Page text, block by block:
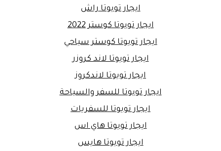
ايجار تويوتا راش
ايجار تويوتا كوستر 2022
ايجار تويوتا كوستر سياحي
ايجار تويوتا لاند كروزر
ايجار تويوتا لاندكروز
ايجار تويوتا للسفر والسياحة
ايجار تويوتا للسفريات
ايجار تويوتا هاي اس
ايجار تويوتا هايس